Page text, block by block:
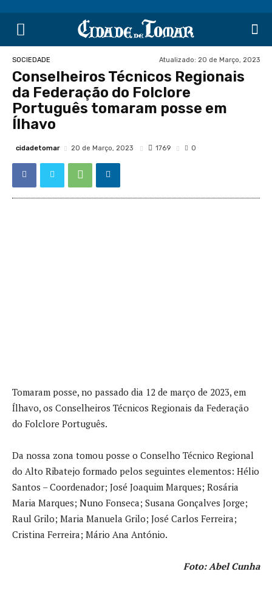
SOCIEDADE Atualizado: 20 de Março, 2023
Conselheiros Técnicos Regionais
da Federação do Folclore
Português tomaram posse em
Ílhavo
cidadetomar 20 de Março, 2023 1769 0
Tomaram posse, no passado dia 12 de março de 2023, em
Ílhavo, os Conselheiros Técnicos Regionais da Federação
do Folclore Português.
Da nossa zona tomou posse o Conselho Técnico Regional
do Alto Ribatejo formado pelos seguintes elementos: Hélio
Santos – Coordenador; José Joaquim Marques; Rosária
Maria Marques; Nuno Fonseca; Susana Gonçalves Jorge;
Raul Grilo; Maria Manuela Grilo; José Carlos Ferreira;
Cristina Ferreira; Mário Ana António.
Foto: Abel Cunha